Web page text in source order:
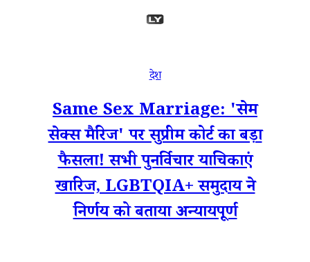
देश
Same Sex Marriage: 'सेम
सेक्स मैरिज' पर सुप्रीम कोर्ट का बड़ा
फैसला! सभी पुनर्विचार याचिकाएं
खारिज, LGBTQIA+ समुदाय ने
निर्णय को बताया अन्यायपूर्ण